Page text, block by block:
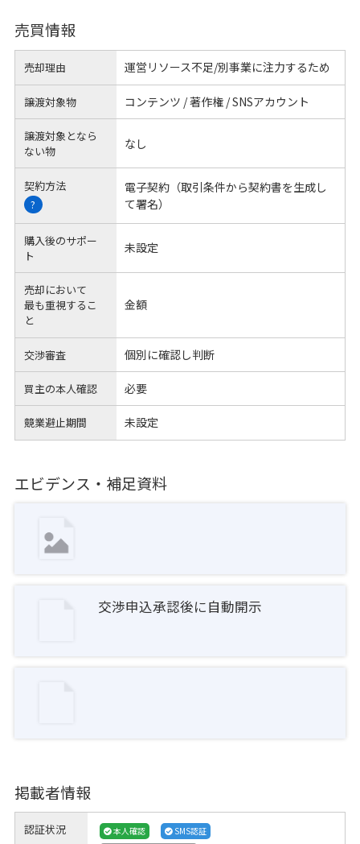
売買情報
売却理由 運営リソース不足/別事業に注力するため
譲渡対象物 コンテンツ / 著作権 / SNSアカウント
譲渡対象となら
ない物
なし
契約方法
?
電子契約（取引条件から契約書を生成し
て署名）
購入後のサポー
ト
未設定
売却において
最も重視するこ
と
金額
交渉審査 個別に確認し判断
買主の本人確認 必要
競業避止期間 未設定
エビデンス・補足資料
交渉申込承認後に自動開示
掲載者情報
認証状況 本人確認
SMS認証